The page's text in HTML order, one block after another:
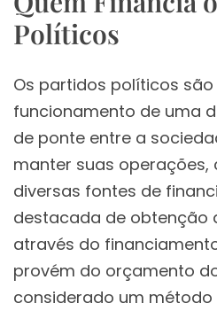
Políticos
Os partidos políticos
funcionamento de uma
de ponte entre a
manter suas
diversas fontes de
destacada de obtenção
através do
provém do orçamento
considerado um